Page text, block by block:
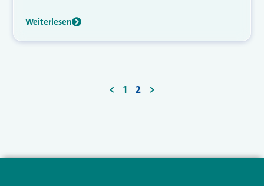
Weiterlesen
< 1 2 >